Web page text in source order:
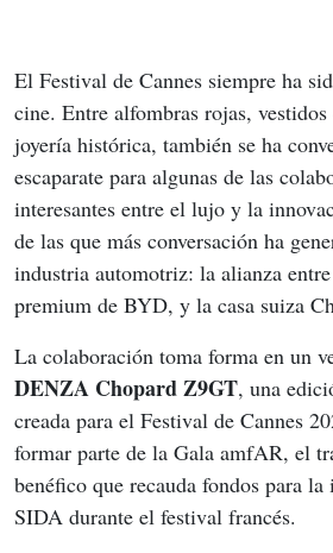
El Festival de Cannes siempre ha
cine. Entre alfombras rojas,
joyería histórica, también se ha
escaparate para algunas de las
interesantes entre el lujo y la
de las que más conversación ha
industria automotriz: la alianza
premium de BYD, y la casa suiza
La colaboración toma forma en un
DENZA Chopard Z9GT, una
creada para el Festival de Cannes
formar parte de la Gala amfAR, el
benéfico que recauda fondos para
SIDA durante el festival francés.